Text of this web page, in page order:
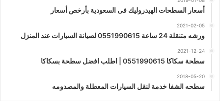
أسعار السطحات الهيدروليك فى السعودية بأرخص أسعار
2021-02-05
ورشه متنقلة 24 ساعة 0551990615 لصيانة السيارات عند المنزل
2021-12-24
سطحة سكاكا 0551990615 | اطلب افضل سطحة بسكاكا
2018-05-20
سطحه الشفا خدمة لنقل السيارات المعطلة والمصدومه